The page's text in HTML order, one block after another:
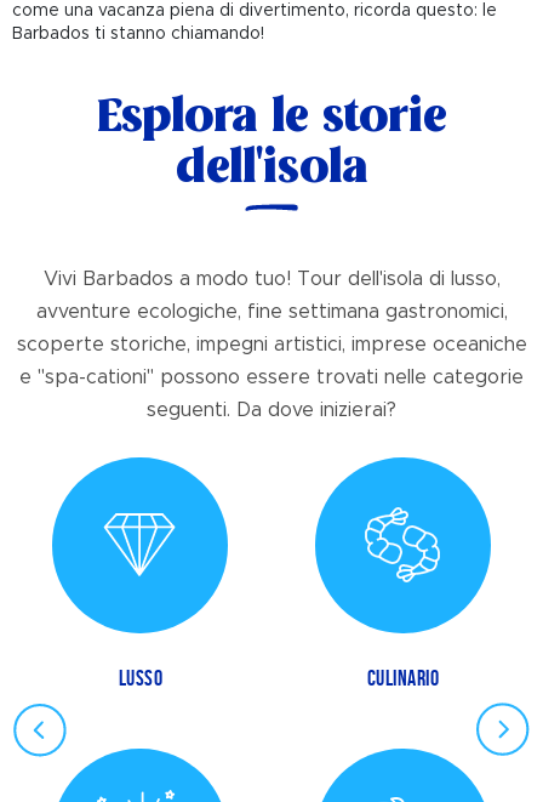
come una vacanza piena di divertimento, ricorda questo: le
Barbados ti stanno chiamando!
Esplora le storie
dell'isola
Vivi Barbados a modo tuo! Tour dell'isola di lusso,
avventure ecologiche, fine settimana gastronomici,
scoperte storiche, impegni artistici, imprese oceaniche
e "spa-cationi" possono essere trovati nelle categorie
seguenti. Da dove inizierai?
LUSSO CULINARIO